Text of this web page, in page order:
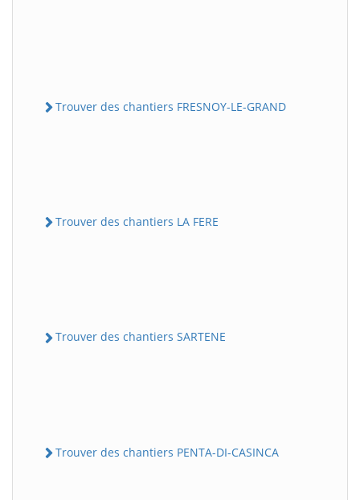
Trouver des chantiers FRESNOY-LE-GRAND
Trouver des chantiers LA FERE
Trouver des chantiers SARTENE
Trouver des chantiers PENTA-DI-CASINCA